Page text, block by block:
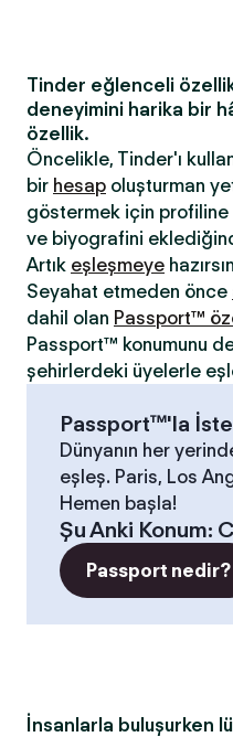
Tinder eğlenceli
deneyimini harika bir
özellik.
Öncelikle, Tinder'ı
bir hesap oluşturman
göstermek için profiline
ve biyografini
Artık eşleşmeye
Seyahat etmeden önce
dahil olan Passport™
Passport™ konumunu
şehirlerdeki üyelerle
Passport™'la
Dünyanın her
eşleş. Paris, Los
Hemen başla!
Şu Anki Konum:
Passport nedir?
İnsanlarla buluşurken